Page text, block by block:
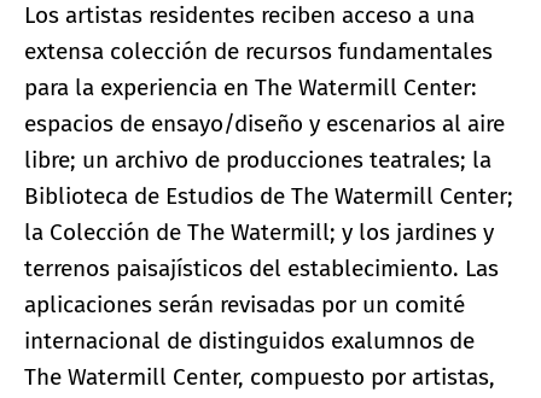
Los artistas residentes reciben acceso a una
extensa colección de recursos fundamentales
para la experiencia en The Watermill Center:
espacios de ensayo/diseño y escenarios al aire
libre; un archivo de producciones teatrales; la
Biblioteca de Estudios de The Watermill Center;
la Colección de The Watermill; y los jardines y
terrenos paisajísticos del establecimiento. Las
aplicaciones serán revisadas por un comité
internacional de distinguidos exalumnos de
The Watermill Center, compuesto por artistas,